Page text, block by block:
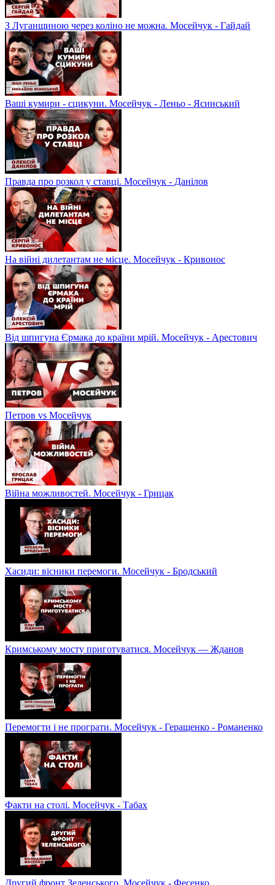
З Луганщиною через коліно не можна. Мосейчук - Гайдай
Ваші кумири - сцикуни. Мосейчук - Леньо - Ясинський
Правда про розкол у ставці. Мосейчук - Данілов
На війні дилетантам не місце. Мосейчук - Кривонос
Від шпигуна Єрмака до країни мрій. Мосейчук - Арестович
Петров vs Мосейчук
Війна можливостей. Мосейчук - Грицак
Хасиди: вісники перемоги. Мосейчук - Бродський
Кримському мосту приготуватися. Мосейчук — Жданов
Перемогти і не програти. Мосейчук - Геращенко - Романенко
Факти на столі. Мосейчук - Табах
Другий фронт Зеленського. Мосейчук - Фесенко